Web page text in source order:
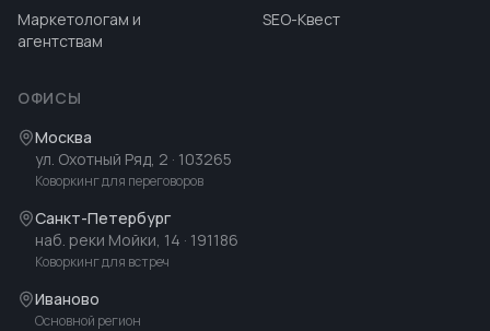
Маркетологам и
агентствам
SEO-Квест
ОФИСЫ
Москва
ул. Охотный Ряд, 2 · 103265
Коворкинг для переговоров
Санкт-Петербург
наб. реки Мойки, 14 · 191186
Коворкинг для встреч
Иваново
Основной регион